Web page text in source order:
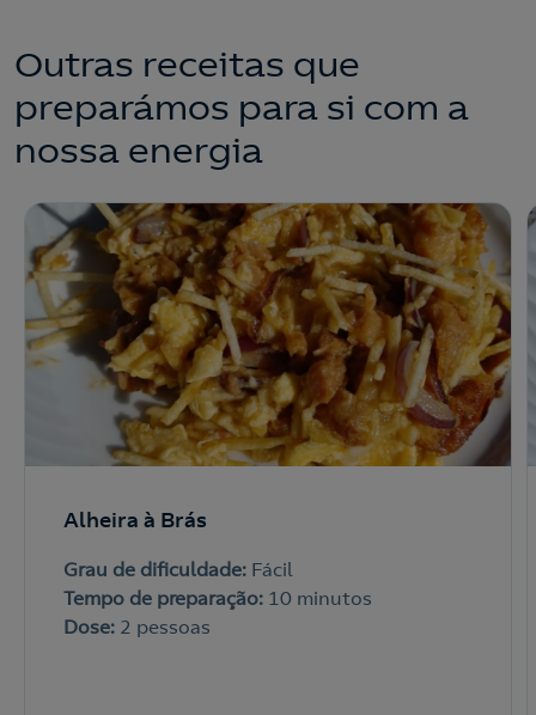
Outras receitas que
preparámos para si com a
nossa energia
Alheira à Brás
Grau de dificuldade: Fácil
Tempo de preparação: 10 minutos
Dose: 2 pessoas